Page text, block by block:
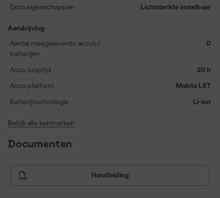
lage stand met 750 lux, zodat je altijd het juiste licht hebt voor
overal optimaal kunt richten. Optioneel is een anti-reflectiefolie
De Makita DML805 wordt geleverd zonder accu of lader.
Extra eigenschappen
Lichtsterkte instelbaar
Aandrijving
Aantal meegeleverde accu's /
batterijen
0
Accu looptijd 20 h
Accu platform Makita LXT
Batterijtechnologie Li-ion
Bekijk alle kenmerken
Documenten
Handleiding